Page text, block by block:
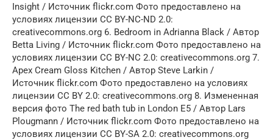
Insight / Источник flickr.com Фото предоставлено на
условиях лицензии CC BY-NC-ND 2.0:
creativecommons.org 6. Bedroom in Adrianna Black / Автор
Betta Living / Источник flickr.com Фото предоставлено на
условиях лицензии CC BY-NC 2.0: creativecommons.org 7.
Apex Cream Gloss Kitchen / Автор Steve Larkin /
Источник flickr.com Фото предоставлено на условиях
лицензии CC BY 2.0: creativecommons.org 8. Измененная
версия фото The red bath tub in London E5 / Автор Lars
Plougmann / Источник flickr.com Фото предоставлено на
условиях лицензии CC BY-SA 2.0: creativecommons.org